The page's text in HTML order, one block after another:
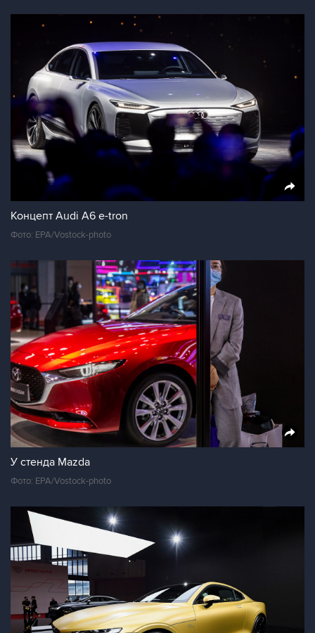
Концепт Audi A6 e-tron
Фото: EPA/Vostock-photo
У стенда Mazda
Фото: EPA/Vostock-photo